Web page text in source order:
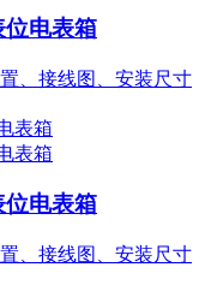
电表箱
、接线图、安装尺寸
电表箱
、接线图、安装尺寸